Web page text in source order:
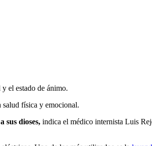
el estado de ánimo.
salud física y emocional.
sus dioses, indica el médico internista Luis